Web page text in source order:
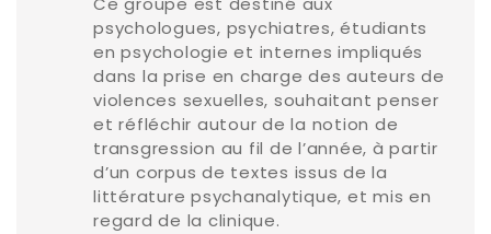
psychologues, psychiatres, étudiants
en psychologie et internes impliqués
dans la prise en charge des auteurs de
violences sexuelles, souhaitant penser
et réfléchir autour de la notion de
transgression au fil de l’année, à partir
d’un corpus de textes issus de la
littérature psychanalytique, et mis en
regard de la clinique.